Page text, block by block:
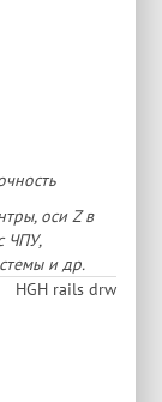
оси Z в
ЧПУ,
и др.